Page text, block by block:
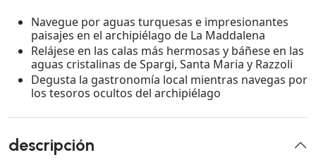
Navegue por aguas turquesas e impresionantes
paisajes en el archipiélago de La Maddalena
Relájese en las calas más hermosas y báñese en las
aguas cristalinas de Spargi, Santa Maria y Razzoli
Degusta la gastronomía local mientras navegas por
los tesoros ocultos del archipiélago
descripción